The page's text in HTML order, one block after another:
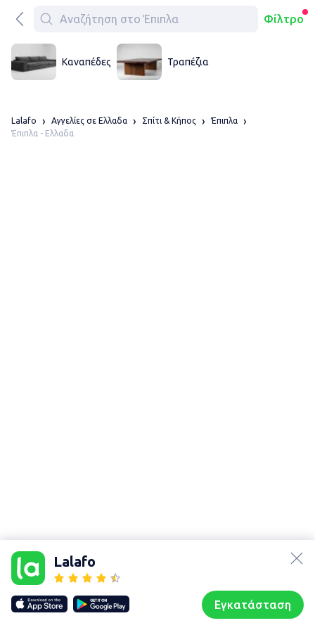
Φίλτρο
Καναπέδες Τραπέζια
Lalafo
Εγκατάσταση
Lalafo Αγγελίες σε Ελλαδα Σπίτι & Κήπος
Έπιπλα
Έπιπλα - Ελλαδα
Our websites
lalafo.kg
lalafo.rs
lalafo.pl
Sitemap
Συζητήσεις Προφίλ